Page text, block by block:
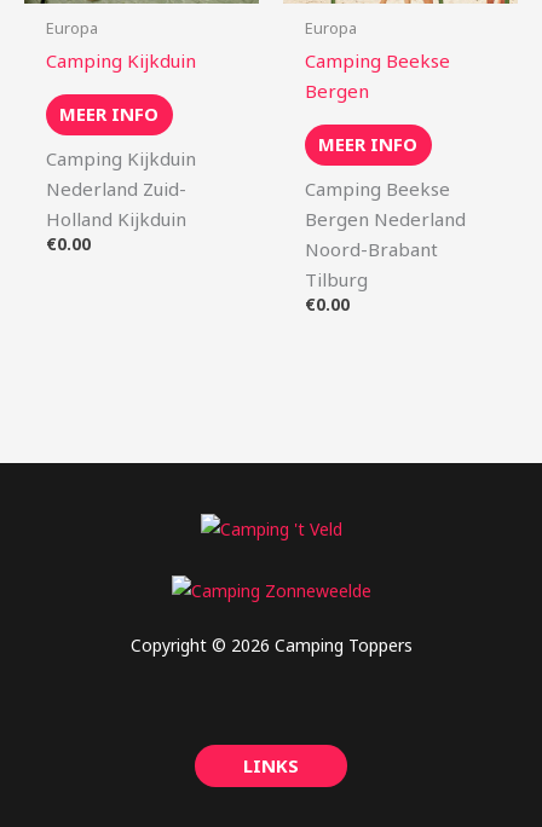
Europa
Camping Kijkduin
MEER INFO
Camping Kijkduin
Nederland Zuid-
Holland Kijkduin
€0.00
Europa
Camping Beekse
Bergen
MEER INFO
Camping Beekse
Bergen Nederland
Noord-Brabant
Tilburg
€0.00
Copyright © 2026 Camping Toppers
LINKS